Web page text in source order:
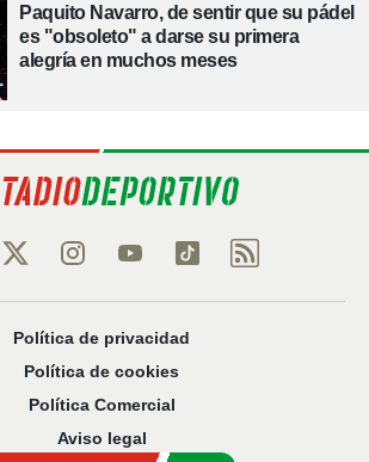
Paquito Navarro, de sentir que su pádel
es "obsoleto" a darse su primera
alegría en muchos meses
Política de privacidad
Política de cookies
Política Comercial
Aviso legal